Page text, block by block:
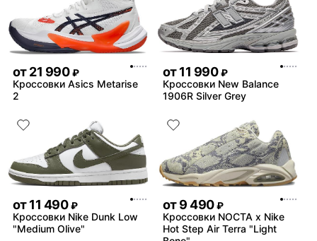
от21 990 ₽
Кроссовки Asics Metarise
2
от11 990 ₽
Кроссовки New Balance
1906R Silver Grey
от11 490 ₽
Кроссовки Nike Dunk Low
"Medium Olive"
от9 490 ₽
Кроссовки NOCTA x Nike
Hot Step Air Terra "Light